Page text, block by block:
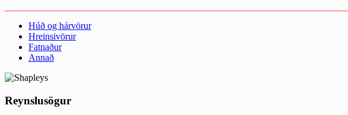
Húð og hárvörur
Hreinsivörur
Fatnaður
Annað
Reynslusögur